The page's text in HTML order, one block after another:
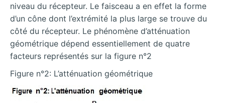
niveau du récepteur. Le faisceau a en effet la forme
d’un cône dont l’extrémité la plus large se trouve du
côté du récepteur. Le phénomène d’atténuation
géométrique dépend essentiellement de quatre
facteurs représentés sur la figure n°2
Figure n°2: L’atténuation géométrique